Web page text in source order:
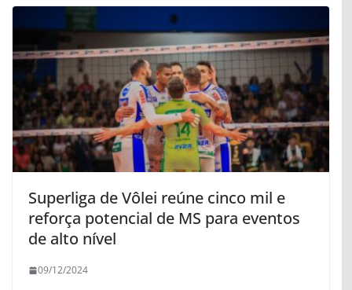
Superliga de Vôlei reúne cinco mil e
reforça potencial de MS para eventos
de alto nível
09/12/2024